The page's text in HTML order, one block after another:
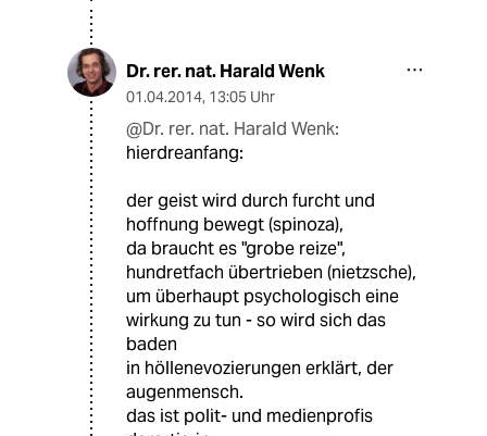
Dr. rer. nat. Harald Wenk
01.04.2014, 13:05 Uhr
@Dr. rer. nat. Harald Wenk:
hierdreanfang:
der geist wird durch furcht und
hoffnung bewegt (spinoza),
da braucht es "grobe reize",
hundretfach übertrieben (nietzsche),
um überhaupt psychologisch eine
wirkung zu tun - so wird sich das
baden
in höllenevozierungen erklärt, der
augenmensch.
das ist polit- und medienprofis